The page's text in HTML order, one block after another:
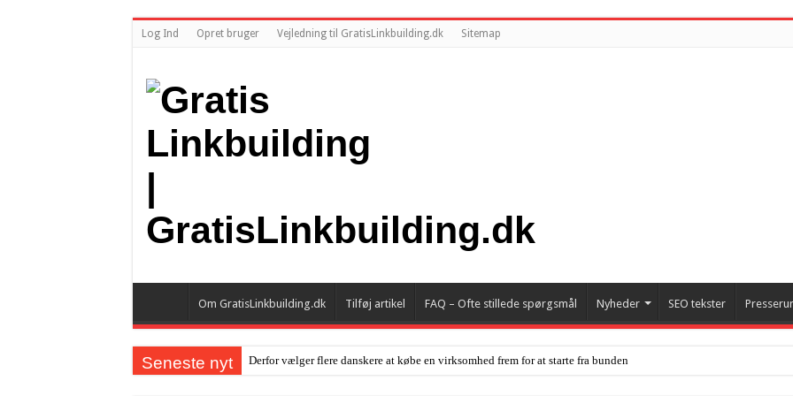
Log Ind Opret bruger Vejledning til GratisLinkbuilding.dk Sitemap
Om GratisLinkbuilding.dk Tilføj artikel FAQ – Ofte stillede spørgsmål Nyheder SEO tekster
Seneste nyt Derfor vælger flere danskere at købe en virksomhed frem for at starte fra bunden